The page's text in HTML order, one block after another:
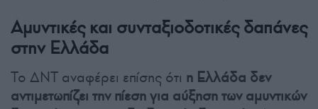
Αμυντικές και συνταξιοδοτικές δαπάνες
στην Ελλάδα
Το ΔΝΤ αναφέρει επίσης ότι η Ελλάδα δεν
αντιμετωπίζει την πίεση για αύξηση των αμυντικών